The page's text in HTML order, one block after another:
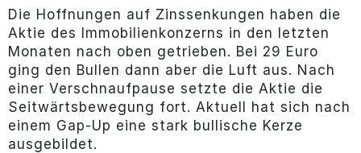
Die Hoffnungen auf Zinssenkungen haben die
Aktie des Immobilienkonzerns in den letzten
Monaten nach oben getrieben. Bei 29 Euro
ging den Bullen dann aber die Luft aus. Nach
einer Verschnaufpause setzte die Aktie die
Seitwärtsbewegung fort. Aktuell hat sich nach
einem Gap-Up eine stark bullische Kerze
ausgebildet.